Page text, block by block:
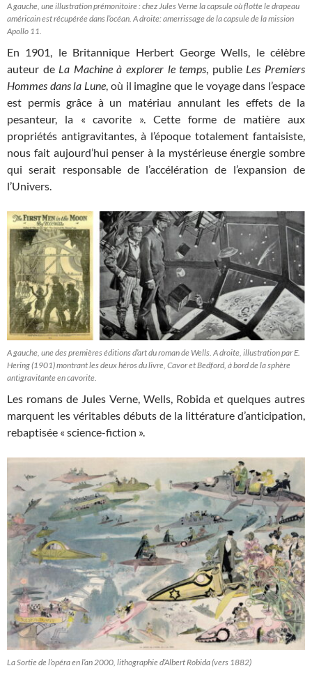
A gauche, une illustration prémonitoire : chez Jules Verne la capsule où flotte le drapeau
américain est récupérée dans l’océan. A droite: amerrissage de la capsule de la mission
Apollo 11.
En 1901, le Britannique Herbert George Wells, le célèbre
auteur de La Machine à explorer le temps, publie Les Premiers
Hommes dans la Lune, où il imagine que le voyage dans l’espace
est permis grâce à un matériau annulant les effets de la
pesanteur, la « cavorite ». Cette forme de matière aux
propriétés antigravitantes, à l’époque totalement fantaisiste,
nous fait aujourd’hui penser à la mystérieuse énergie sombre
qui serait responsable de l’accélération de l’expansion de
l’Univers.
A gauche, une des premières éditions d’art du roman de Wells. A droite, illustration par E.
Hering (1901) montrant les deux héros du livre, Cavor et Bedford, à bord de la sphère
antigravitante en cavorite.
Les romans de Jules Verne, Wells, Robida et quelques autres
marquent les véritables débuts de la littérature d’anticipation,
rebaptisée « science-fiction ».
La Sortie de l’opéra en l’an 2000, lithographie d’Albert Robida (vers 1882)